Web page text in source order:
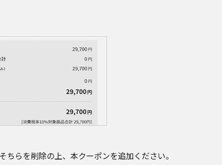
らを削除の上、本クーポンを追加ください。